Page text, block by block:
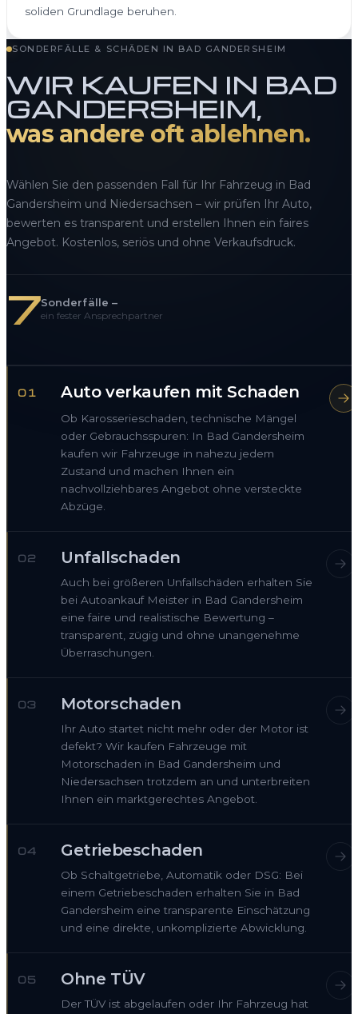
soliden Grundlage beruhen.
SONDERFÄLLE & SCHÄDEN IN BAD GANDERSHEIM
WIR KAUFEN IN BAD
GANDERSHEIM,
was andere oft ablehnen.
Wählen Sie den passenden Fall für Ihr Fahrzeug in Bad
Gandersheim und Niedersachsen – wir prüfen Ihr Auto,
bewerten es transparent und erstellen Ihnen ein faires
Angebot. Kostenlos, seriös und ohne Verkaufsdruck.
7Sonderfälle –
ein fester Ansprechpartner
01 Auto verkaufen mit Schaden
Ob Karosserieschaden, technische Mängel
oder Gebrauchsspuren: In Bad Gandersheim
kaufen wir Fahrzeuge in nahezu jedem
Zustand und machen Ihnen ein
nachvollziehbares Angebot ohne versteckte
Abzüge.
02 Unfallschaden
Auch bei größeren Unfallschäden erhalten Sie
bei Autoankauf Meister in Bad Gandersheim
eine faire und realistische Bewertung –
transparent, zügig und ohne unangenehme
Überraschungen.
03 Motorschaden
Ihr Auto startet nicht mehr oder der Motor ist
defekt? Wir kaufen Fahrzeuge mit
Motorschaden in Bad Gandersheim und
Niedersachsen trotzdem an und unterbreiten
Ihnen ein marktgerechtes Angebot.
04 Getriebeschaden
Ob Schaltgetriebe, Automatik oder DSG: Bei
einem Getriebeschaden erhalten Sie in Bad
Gandersheim eine transparente Einschätzung
und eine direkte, unkomplizierte Abwicklung.
05 Ohne TÜV
Der TÜV ist abgelaufen oder Ihr Fahrzeug hat